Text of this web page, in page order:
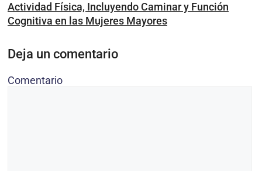
Actividad Física, Incluyendo Caminar y Función
Cognitiva en las Mujeres Mayores
Deja un comentario
Comentario